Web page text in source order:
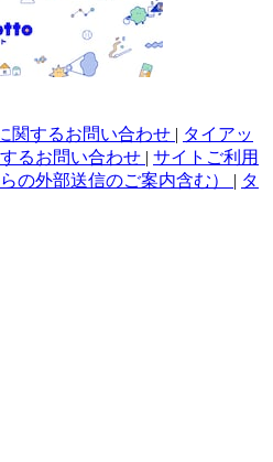
関するお問い合わせ | タイアッ
るお問い合わせ | サイトご利用
の外部送信のご案内含む） | タ